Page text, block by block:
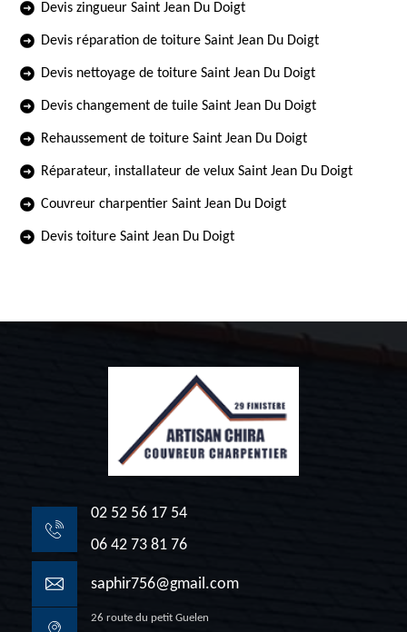
Devis zingueur Saint Jean Du Doigt
Devis réparation de toiture Saint Jean Du Doigt
Devis nettoyage de toiture Saint Jean Du Doigt
Devis changement de tuile Saint Jean Du Doigt
Rehaussement de toiture Saint Jean Du Doigt
Réparateur, installateur de velux Saint Jean Du Doigt
Couvreur charpentier Saint Jean Du Doigt
Devis toiture Saint Jean Du Doigt
02 52 56 17 54
06 42 73 81 76
saphir756@gmail.com
26 route du petit Guelen